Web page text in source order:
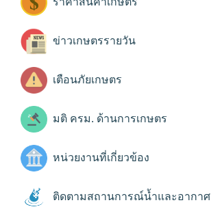
ข่าวเกษตรรายวัน
เตือนภัยเกษตร
มติ ครม. ด้านการเกษตร
หน่วยงานที่เกี่ยวข้อง
ติดตามสถานการณ์น้ำและอากาศ